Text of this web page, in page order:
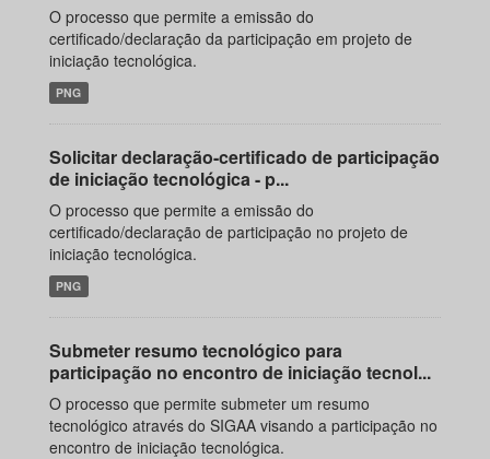
O processo que permite a emissão do
certificado/declaração da participação em projeto de
iniciação tecnológica.
PNG
Solicitar declaração-certificado de participação
de iniciação tecnológica - p...
O processo que permite a emissão do
certificado/declaração de participação no projeto de
iniciação tecnológica.
PNG
Submeter resumo tecnológico para
participação no encontro de iniciação tecnol...
O processo que permite submeter um resumo
tecnológico através do SIGAA visando a participação no
encontro de iniciação tecnológica.